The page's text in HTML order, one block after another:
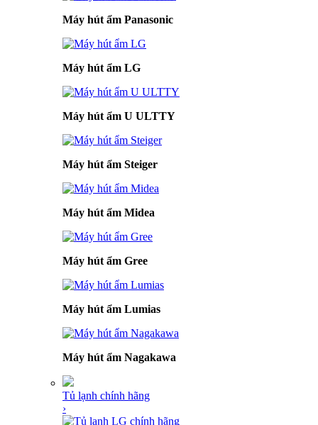
Máy hút ẩm Panasonic
Máy hút ẩm LG
Máy hút ẩm U ULTTY
Máy hút ẩm Steiger
Máy hút ẩm Midea
Máy hút ẩm Gree
Máy hút ẩm Lumias
Máy hút ẩm Nagakawa
Tủ lạnh chính hãng
›